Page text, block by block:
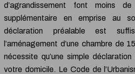
d’agrandissement font moins
supplémentaire en emprise au
déclaration préalable est
l’aménagement d’une chambre de
nécessite qu’une simple
votre domicile. Le Code de